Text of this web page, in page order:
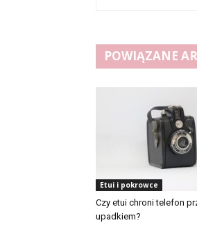
POWIĄZANE
Etui i pokrowce
Czy etui chroni telefon
upadkiem?